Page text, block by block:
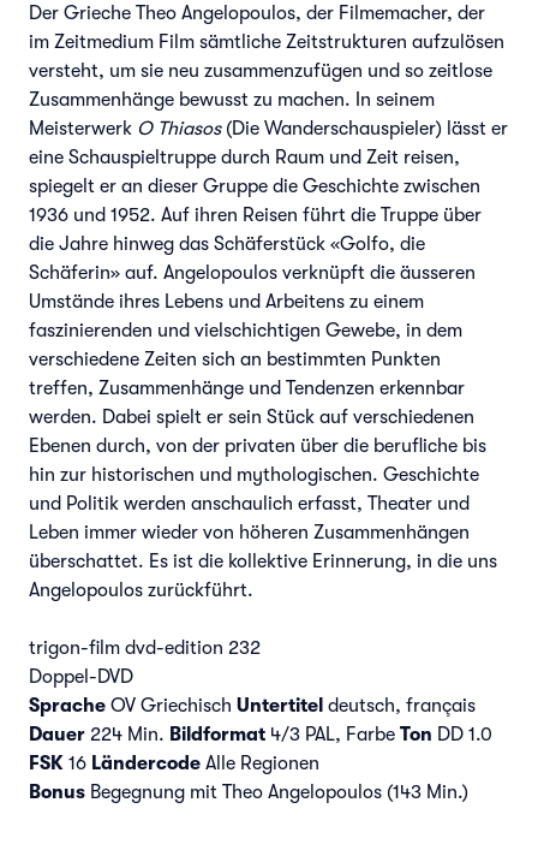
Der Grieche Theo Angelopoulos, der Filmemacher, der
im Zeitmedium Film sämtliche Zeitstrukturen aufzulösen
versteht, um sie neu zusammenzufügen und so zeitlose
Zusammenhänge bewusst zu machen. In seinem
Meisterwerk O Thiasos(Die Wanderschauspieler) lässt er
eine Schauspieltruppe durch Raum und Zeit reisen,
spiegelt er an dieser Gruppe die Geschichte zwischen
1936 und 1952. Auf ihren Reisen führt die Truppe über
die Jahre hinweg das Schäferstück «Golfo, die
Schäferin» auf. Angelopoulos verknüpft die äusseren
Umstände ihres Lebens und Arbeitens zu einem
faszinierenden und vielschichtigen Gewebe, in dem
verschiedene Zeiten sich an bestimmten Punkten
treffen, Zusammenhänge und Tendenzen erkennbar
werden. Dabei spielt er sein Stück auf verschiedenen
Ebenen durch, von der privaten über die berufliche bis
hin zur historischen und mythologischen. Geschichte
und Politik werden anschaulich erfasst, Theater und
Leben immer wieder von höheren Zusammenhängen
überschattet. Es ist die kollektive Erinnerung, in die uns
Angelopoulos zurückführt.
trigon-film dvd-edition 232
Doppel-DVD
Sprache OV Griechisch Untertitel deutsch, français
Dauer 224 Min. Bildformat 4/3 PAL, Farbe Ton DD 1.0
FSK 16 Ländercode Alle Regionen
Bonus Begegnung mit Theo Angelopoulos (143 Min.)